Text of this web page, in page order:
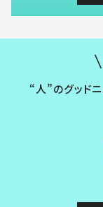
“人”のグッド